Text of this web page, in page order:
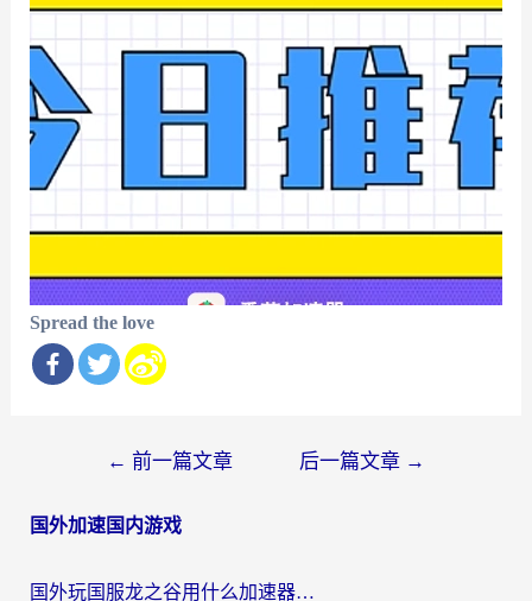
Spread the love
导
← 前一篇文章 后一篇文章 →
国外加速国内游戏
国外玩国服龙之谷用什么加速器最好？一份给海外游子的终极指南